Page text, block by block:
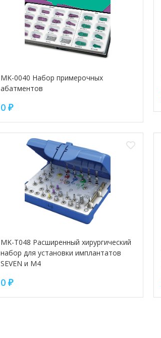
MK-0040 Набор примерочных
абатментов
0 ₽
MK-T048 Расширенный хирургический
набор для установки имплантатов
SEVEN и М4
0 ₽